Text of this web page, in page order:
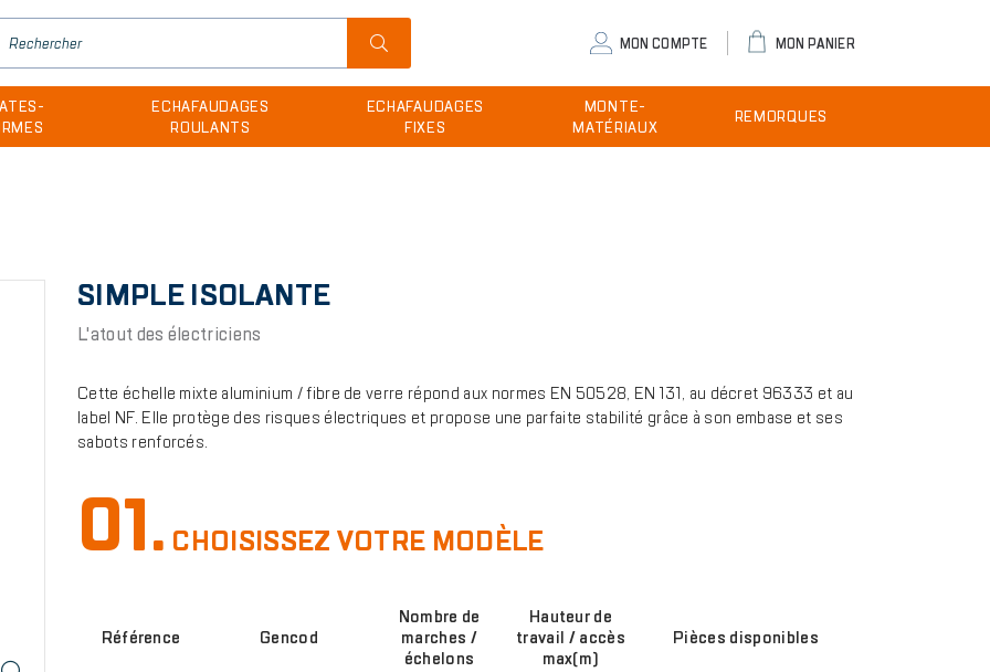
user
menu
MON COMPTE MON PANIER
ECHAFAUDAGES
ROULANTS
ECHAFAUDAGES
FIXES
MONTE-
MATÉRIAUX
REMORQUES
SIMPLE ISOLANTE
L'atout des électriciens
Cette échelle mixte aluminium / fibre de verre répond aux normes EN 50528, EN 131, au décret 96333 et au
label NF. Elle protège des risques électriques et propose une parfaite stabilité grâce à son embase et ses
sabots renforcés.
01. CHOISISSEZ VOTRE MODÈLE
Référence Gencod
Nombre de
marches /
échelons
Hauteur de
travail / accès
max(m)
Pièces disponibles